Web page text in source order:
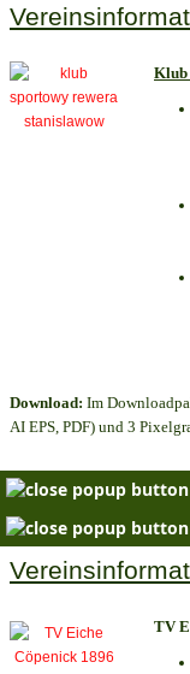
Klub
Download: Im
AI EPS, PDF) und 3
TV